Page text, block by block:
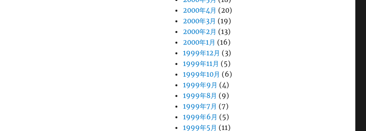
2000年4月 (20)
2000年3月 (19)
2000年2月 (13)
2000年1月 (16)
1999年12月 (3)
1999年11月 (5)
1999年10月 (6)
1999年9月 (4)
1999年8月 (9)
1999年7月 (7)
1999年6月 (5)
1999年5月 (11)